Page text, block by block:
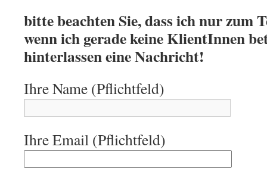
bitte beachten Sie, dass ich nur zum
wenn ich gerade keine KlientInnen
hinterlassen eine Nachricht!
Ihre Name (Pflichtfeld)
Ihre Email (Pflichtfeld)